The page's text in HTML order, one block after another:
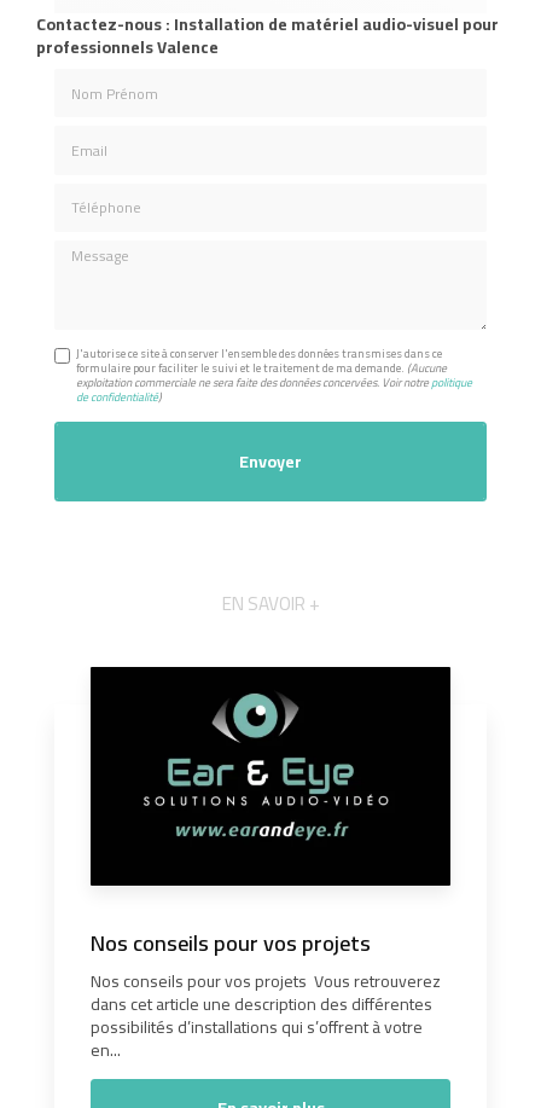
Contactez-nous : Installation de matériel audio-visuel pour
professionnels Valence
Message
J'autorise ce site à conserver l'ensemble des données transmises dans ce
formulaire pour faciliter le suivi et le traitement de ma demande. (Aucune
exploitation commerciale ne sera faite des données concervées. Voir notrepolitique
de confidentialité)
EN SAVOIR +
Nos conseils pour vos projets
Nos conseils pour vos projets Vous retrouverez
dans cet article une description des différentes
possibilités d’installations qui s’offrent à votre
en...